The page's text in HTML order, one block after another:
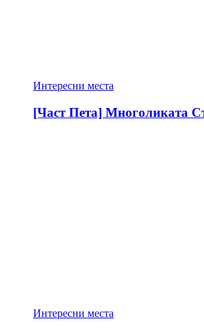
Интересни места
[Част Пета] Многоликата
Интересни места